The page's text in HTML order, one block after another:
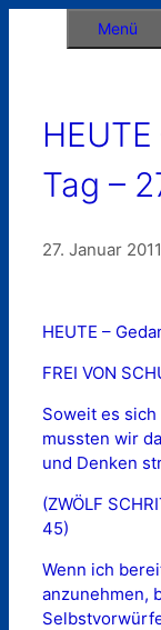
Menü
Tag –
27. Januar 2011
HEUTE –
FREI VON
Soweit es
mussten wir
und Denken
(ZWÖLF
45)
Wenn ich
anzunehmen,